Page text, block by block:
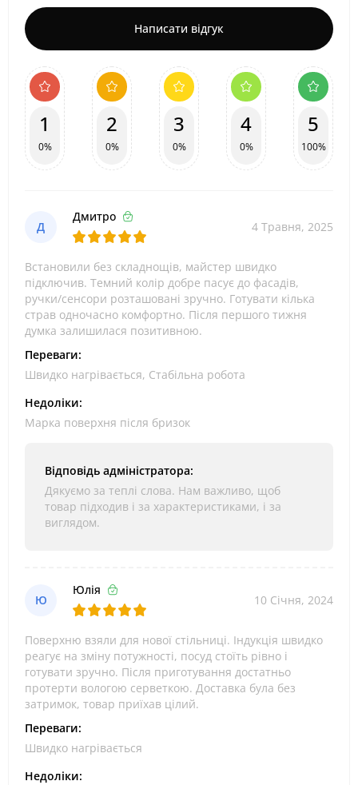
Написати відгук
1
0%
2
0%
3
0%
4
0%
5
100%
Д
Дмитро
4 Травня, 2025
Встановили без складнощів, майстер швидко
підключив. Темний колір добре пасує до фасадів,
ручки/сенсори розташовані зручно. Готувати кілька
страв одночасно комфортно. Після першого тижня
думка залишилася позитивною.
Переваги:
Швидко нагрівається, Стабільна робота
Недоліки:
Марка поверхня після бризок
Відповідь адміністратора:
Дякуємо за теплі слова. Нам важливо, щоб
товар підходив і за характеристиками, і за
виглядом.
Ю
Юлія
10 Січня, 2024
Поверхню взяли для нової стільниці. Індукція швидко
реагує на зміну потужності, посуд стоїть рівно і
готувати зручно. Після приготування достатньо
протерти вологою серветкою. Доставка була без
затримок, товар приїхав цілий.
Переваги:
Швидко нагрівається
Недоліки: